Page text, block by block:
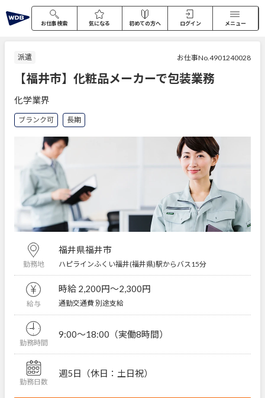
お仕事検索 気になる 初めての方へ ログイン メニュー
派遣 お仕事No.4901240028
【福井市】化粧品メーカーで包装業務
化学業界
ブランク可 長期
勤務地
福井県福井市
ハピラインふくい福井(福井県)駅からバス15分
給与
時給 2,200円〜2,300円
通勤交通費 別途支給
勤務時間
9:00～18:00（実働8時間）
勤務日数
週5日（休日：土日祝）